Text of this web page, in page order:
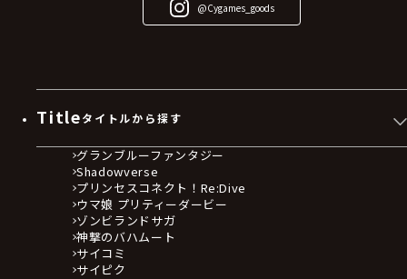
@Cygames_goods
Titleタイトルから探す
グランブルーファンタジー
Shadowverse
プリンセスコネクト！Re:Dive
ウマ娘 プリティーダービー
ゾンビランドサガ
神撃のバハムート
サイコミ
サイピク